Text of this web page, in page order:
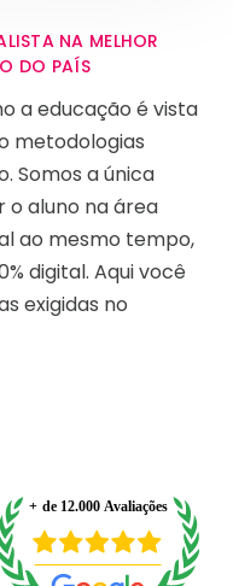
NA MELHOR
DO PAÍS
a educação é vista
metodologias
Somos a única
o aluno na área
ao mesmo tempo,
digital. Aqui você
exigidas no